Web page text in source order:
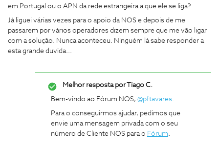
em Portugal ou o APN da rede estrangeira a que ele se liga?
Já liguei várias vezes para o apoio da NOS e depois de me
passarem por vários operadores dizem sempre que me vão ligar
com a solução. Nunca aconteceu. Ninguém lá sabe responder a
esta grande duvida...
Melhor resposta porTiago C.
Bem-vindo ao Fórum NOS, @pftavares.
Para o conseguirmos ajudar, pedimos que
envie uma mensagem privada com o seu
número de Cliente NOS para o Fórum.